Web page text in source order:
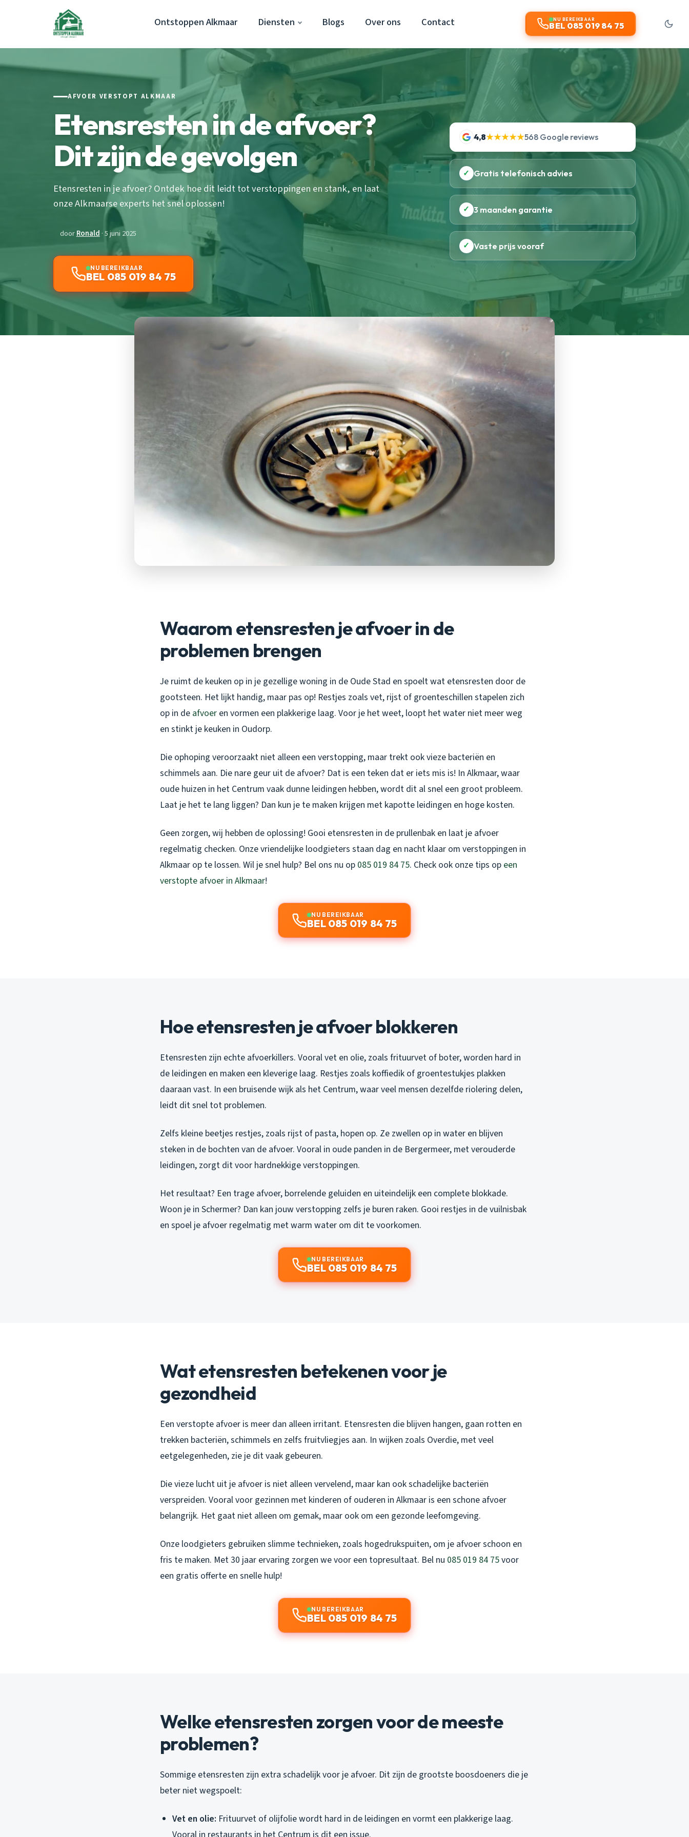
Ontstoppen Alkmaar Diensten Blogs Over ons Contact NU BEREIKBAAR
BEL 085 019 84 75
AFVOER VERSTOPT ALKMAAR
Etensresten in de afvoer?
Dit zijn de gevolgen
Etensresten in je afvoer? Ontdek hoe dit leidt tot verstoppingen en stank, en laat
onze Alkmaarse experts het snel oplossen!
doorRonald · 5 juni 2025
NU BEREIKBAAR
BEL 085 019 84 75
4,8★★★★★568 Google reviews
✓ Gratis telefonisch advies
✓ 3 maanden garantie
✓ Vaste prijs vooraf
Waarom etensresten je afvoer in de
problemen brengen
Je ruimt de keuken op in je gezellige woning in de Oude Stad en spoelt wat etensresten door de
gootsteen. Het lijkt handig, maar pas op! Restjes zoals vet, rijst of groenteschillen stapelen zich
op in de afvoer en vormen een plakkerige laag. Voor je het weet, loopt het water niet meer weg
en stinkt je keuken in Oudorp.
Die ophoping veroorzaakt niet alleen een verstopping, maar trekt ook vieze bacteriën en
schimmels aan. Die nare geur uit de afvoer? Dat is een teken dat er iets mis is! In Alkmaar, waar
oude huizen in het Centrum vaak dunne leidingen hebben, wordt dit al snel een groot probleem.
Laat je het te lang liggen? Dan kun je te maken krijgen met kapotte leidingen en hoge kosten.
Geen zorgen, wij hebben de oplossing! Gooi etensresten in de prullenbak en laat je afvoer
regelmatig checken. Onze vriendelijke loodgieters staan dag en nacht klaar om verstoppingen in
Alkmaar op te lossen. Wil je snel hulp? Bel ons nu op 085 019 84 75. Check ook onze tips op een
verstopte afvoer in Alkmaar!
NU BEREIKBAAR
BEL 085 019 84 75
Hoe etensresten je afvoer blokkeren
Etensresten zijn echte afvoerkillers. Vooral vet en olie, zoals frituurvet of boter, worden hard in
de leidingen en maken een kleverige laag. Restjes zoals koffiedik of groentestukjes plakken
daaraan vast. In een bruisende wijk als het Centrum, waar veel mensen dezelfde riolering delen,
leidt dit snel tot problemen.
Zelfs kleine beetjes restjes, zoals rijst of pasta, hopen op. Ze zwellen op in water en blijven
steken in de bochten van de afvoer. Vooral in oude panden in de Bergermeer, met verouderde
leidingen, zorgt dit voor hardnekkige verstoppingen.
Het resultaat? Een trage afvoer, borrelende geluiden en uiteindelijk een complete blokkade.
Woon je in Schermer? Dan kan jouw verstopping zelfs je buren raken. Gooi restjes in de vuilnisbak
en spoel je afvoer regelmatig met warm water om dit te voorkomen.
NU BEREIKBAAR
BEL 085 019 84 75
Wat etensresten betekenen voor je
gezondheid
Een verstopte afvoer is meer dan alleen irritant. Etensresten die blijven hangen, gaan rotten en
trekken bacteriën, schimmels en zelfs fruitvliegjes aan. In wijken zoals Overdie, met veel
eetgelegenheden, zie je dit vaak gebeuren.
Die vieze lucht uit je afvoer is niet alleen vervelend, maar kan ook schadelijke bacteriën
verspreiden. Vooral voor gezinnen met kinderen of ouderen in Alkmaar is een schone afvoer
belangrijk. Het gaat niet alleen om gemak, maar ook om een gezonde leefomgeving.
Onze loodgieters gebruiken slimme technieken, zoals hogedrukspuiten, om je afvoer schoon en
fris te maken. Met 30 jaar ervaring zorgen we voor een topresultaat. Bel nu 085 019 84 75voor
een gratis offerte en snelle hulp!
NU BEREIKBAAR
BEL 085 019 84 75
Welke etensresten zorgen voor de meeste
problemen?
Sommige etensresten zijn extra schadelijk voor je afvoer. Dit zijn de grootste boosdoeners die je
beter niet wegspoelt:
Vet en olie: Frituurvet of olijfolie wordt hard in de leidingen en vormt een plakkerige laag.